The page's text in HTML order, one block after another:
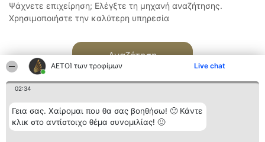
ΑΕΤΟΊ των τροφίμων Live chat
02:34
Γεια σας. Χαίρομαι που θα σας βοηθήσω! 🙂 Κάντε
κλικ στο αντίστοιχο θέμα συνομιλίας! 🙂
Ψάχνετε επιχείρηση; Ελέγξτε τη μηχανή αναζήτησης.
Χρησιμοποιήστε την καλύτερη υπηρεσία
Αναζήτηση